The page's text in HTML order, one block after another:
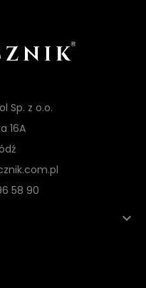
Sp. z o.o.
16A
58 90